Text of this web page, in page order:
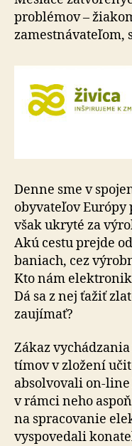
problémov –
zamestnávateľom,
Denne sme v
obyvateľov Európy
však ukryté za
Akú cestu prejde
baniach, cez
Kto nám
Dá sa z nej ťažiť
zaujímať?
Zákaz
tímov v zložení
absolvovali on-
v rámci neho
na spracovanie
vyspovedali